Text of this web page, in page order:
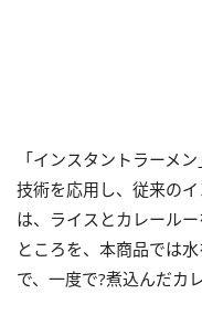
「インスタントラーメ
技術を応用し、従来の
は、ライスとカレール
ところを、本商品では
で、一度で?煮込んだカ